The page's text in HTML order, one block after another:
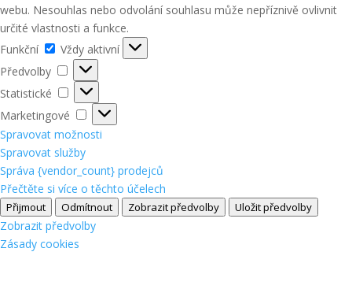
webu. Nesouhlas nebo odvolání souhlasu může nepříznivě ovlivnit
určité vlastnosti a funkce.
Funkční
Funkční
Vždy aktivní
Předvolby
Předvolby
Statistické
Statistické
Marketingové
Marketingové
Spravovat možnosti
Spravovat služby
Správa {vendor_count} prodejců
Přečtěte si více o těchto účelech
Přijmout Odmítnout Zobrazit předvolby Uložit předvolby
Zobrazit předvolby
Zásady cookies